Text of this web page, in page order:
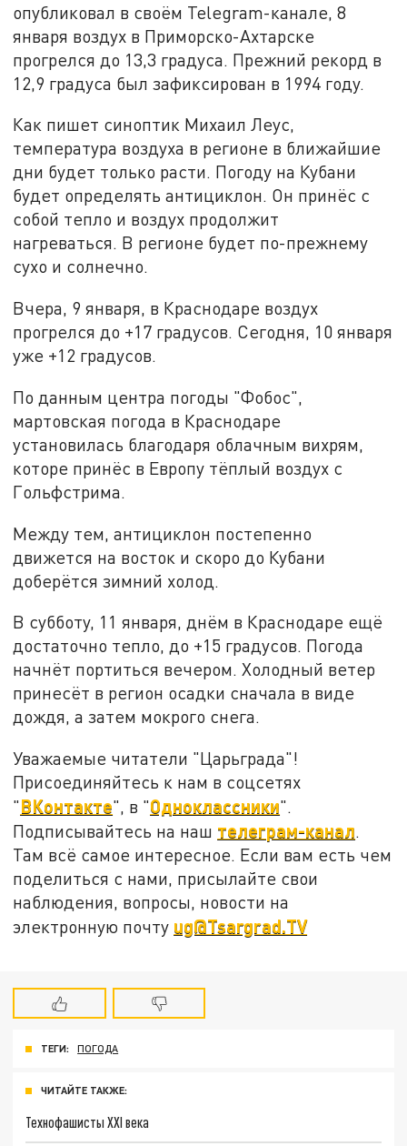
опубликовал в своём Telegram-канале, 8
января воздух в Приморско-Ахтарске
прогрелся до 13,3 градуса. Прежний рекорд в
12,9 градуса был зафиксирован в 1994 году.
Как пишет синоптик Михаил Леус,
температура воздуха в регионе в ближайшие
дни будет только расти. Погоду на Кубани
будет определять антициклон. Он принёс с
собой тепло и воздух продолжит
нагреваться. В регионе будет по-прежнему
сухо и солнечно.
Вчера, 9 января, в Краснодаре воздух
прогрелся до +17 градусов. Сегодня, 10 января
уже +12 градусов.
По данным центра погоды "Фобос",
мартовская погода в Краснодаре
установилась благодаря облачным вихрям,
которе принёс в Европу тёплый воздух с
Гольфстрима.
Между тем, антициклон постепенно
движется на восток и скоро до Кубани
доберётся зимний холод.
В субботу, 11 января, днём в Краснодаре ещё
достаточно тепло, до +15 градусов. Погода
начнёт портиться вечером. Холодный ветер
принесёт в регион осадки сначала в виде
дождя, а затем мокрого снега.
Уважаемые читатели "Царьграда"!
Присоединяйтесь к нам в соцсетях
"ВКонтакте", в "Одноклассники".
Подписывайтесь на наш телеграм-канал.
Там всё самое интересное. Если вам есть чем
поделиться с нами, присылайте свои
наблюдения, вопросы, новости на
электронную почту ug@Tsargrad.TV
ТЕГИ: ПОГОДА
ЧИТАЙТЕ ТАКЖЕ:
Технофашисты XXI века